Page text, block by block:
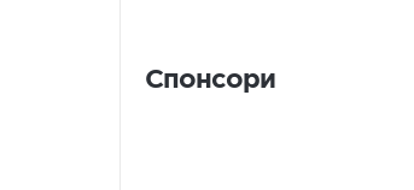
Спонсори